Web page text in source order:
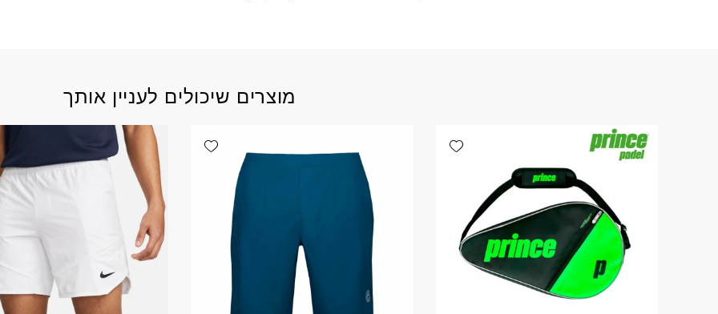
מוצרים שיכולים לעניין אותך
Add wishlist
Add wishlist